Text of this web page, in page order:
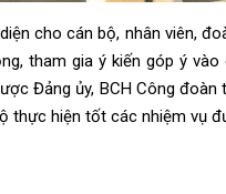
cho cán bộ, nhân viên,
tham gia ý kiến góp ý
Đảng ủy, BCH Công
thực hiện tốt các nhiệm vụ